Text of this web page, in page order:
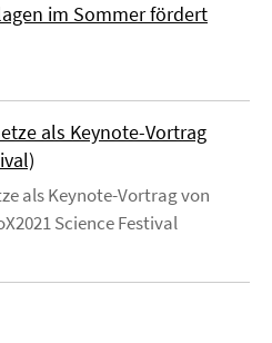
im Sommer fördert
als Keynote-Vortrag
als Keynote-Vortrag von
Science Festival